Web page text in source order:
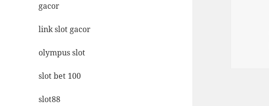
gacor
link slot gacor
olympus slot
slot bet 100
slot88